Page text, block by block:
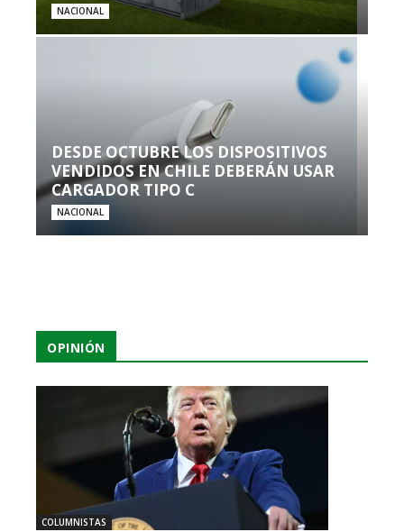
NACIONAL
DESDE OCTUBRE LOS DISPOSITIVOS
VENDIDOS EN CHILE DEBERÁN USAR
CARGADOR TIPO C
NACIONAL
OPINIÓN
COLUMNISTAS